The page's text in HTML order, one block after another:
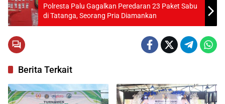
Polresta Palu Gagalkan Peredaran 23 Paket Sabu
di Tatanga, Seorang Pria Diamankan
Berita Terkait